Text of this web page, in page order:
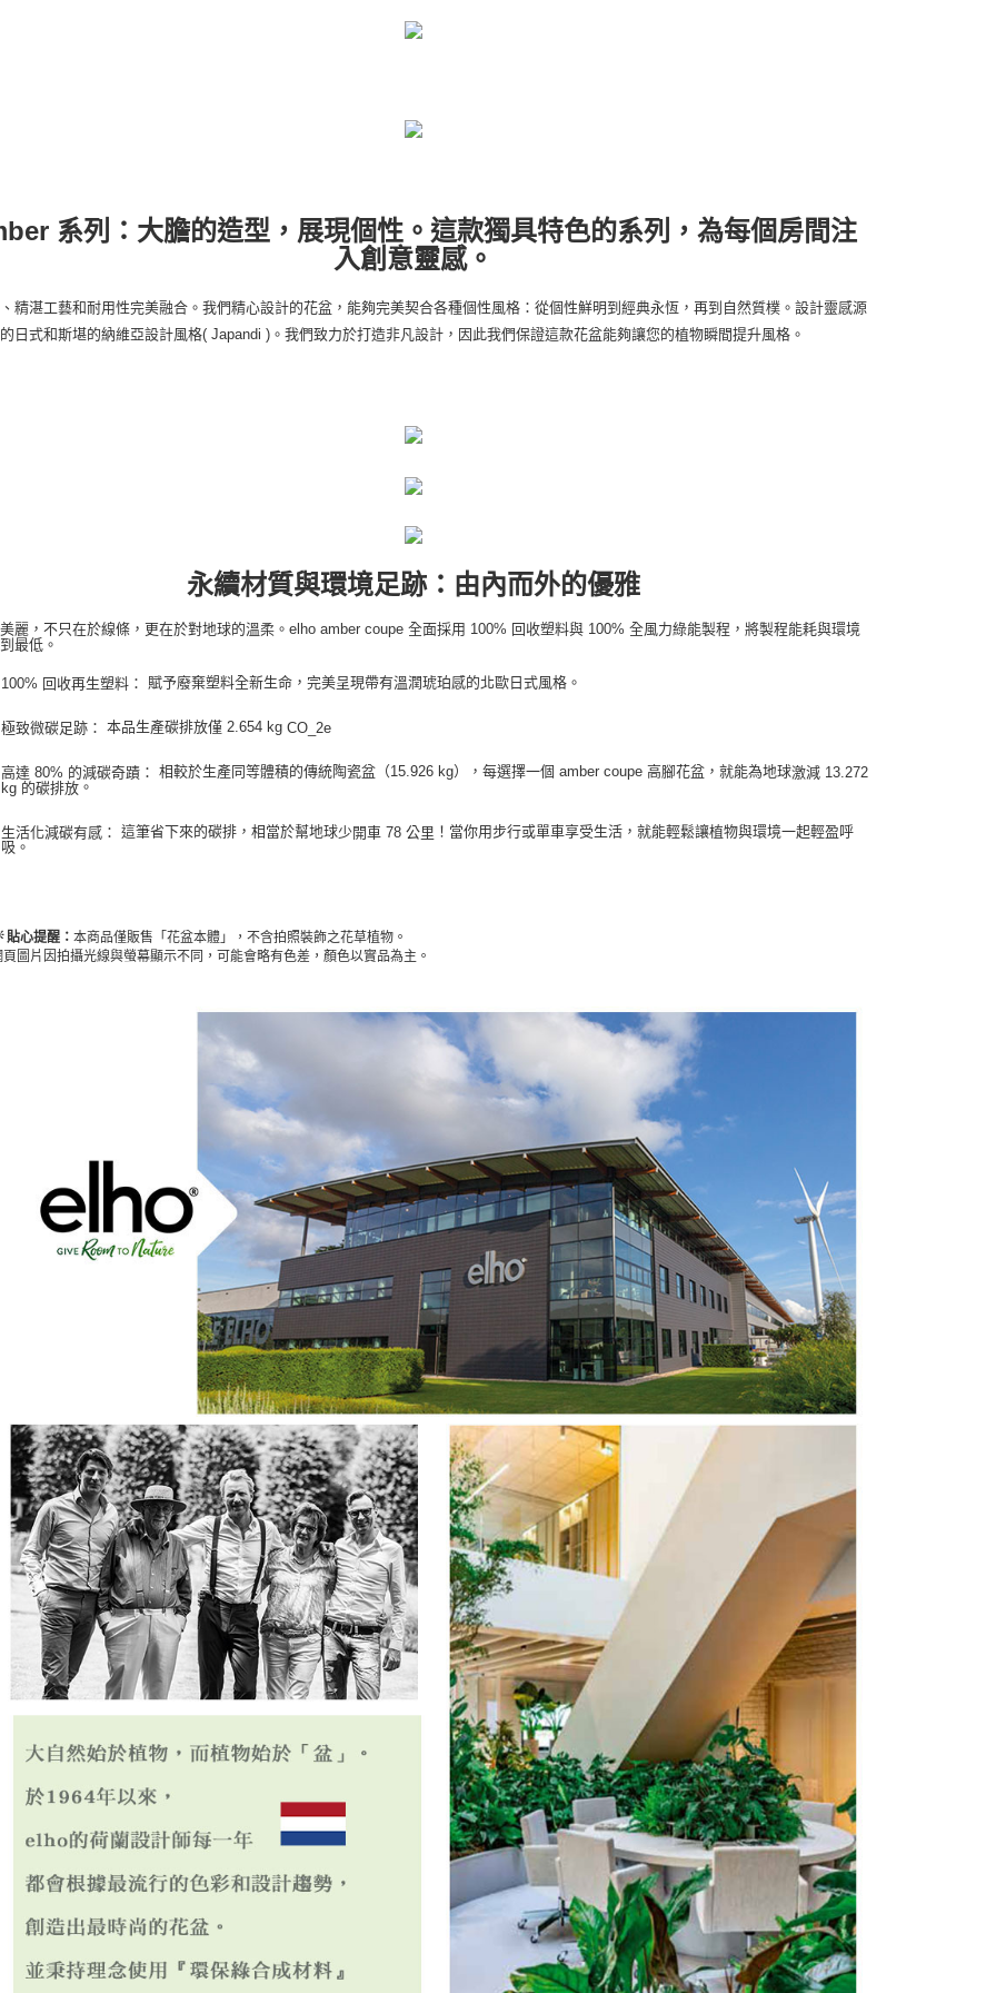
系列：大膽的造型，展現個性。這款獨具特色的系列，為每個房間注
入創意靈感。
精湛工藝和耐用性完美融合。我們精心設計的花盆，能夠完美契合各種個性風格：從個性鮮明到經典永恆，再到自然質樸。設計靈感源
日式和斯堪的納維亞設計風格( Japandi )。我們致力於打造非凡設計，因此我們保證這款花盆能夠讓您的植物瞬間提升風格。
永續材質與環境足跡：由內而外的優雅
麗，不只在於線條，更在於對地球的溫柔。elho amber coupe 全面採用 100% 回收塑料與 100% 全風力綠能製程，將製程能耗與環境
最低。
100% 回收再生塑料： 賦予廢棄塑料全新生命，完美呈現帶有溫潤琥珀感的北歐日式風格。
極致微碳足跡： 本品生產碳排放僅 2.654 kgCO_2e
高達 80% 的減碳奇蹟： 相較於生產同等體積的傳統陶瓷盆（15.926 kg），每選擇一個 amber coupe 高腳花盆，就能為地球激減 13.272
kg 的碳排放 。
生活化減碳有感： 這筆省下來的碳排，相當於幫地球少開車 78 公里 ！當你用步行或單車享受生活，就能輕鬆讓植物與環境一起輕盈呼
吸。
貼心提醒：本商品僅販售「花盆本體」，不含拍照裝飾之花草植物。
頁圖片因拍攝光線與螢幕顯示不同，可能會略有色差，顏色以實品為主。